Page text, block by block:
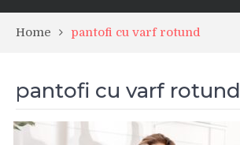
Home pantofi cu varf rotund
pantofi cu varf rotund